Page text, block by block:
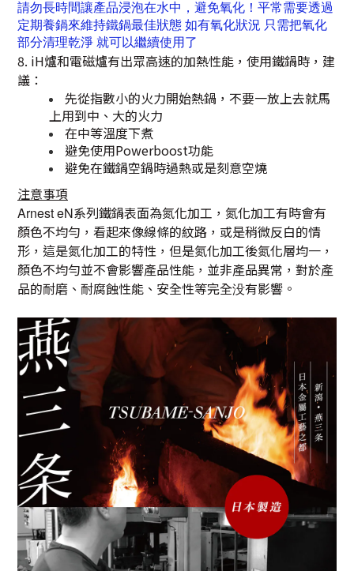
請勿長時間讓產品浸泡在水中，避免氧化！平常需要透過
定期養鍋來維持鐵鍋最佳狀態 如有氧化狀況 只需把氧化
部分清理乾淨 就可以繼續使用了
8. iH爐和電磁爐有出眾高速的加熱性能，使用鐵鍋時，建
議：
先從指數小的火力開始熱鍋，不要一放上去就馬
上用到中、大的火力
在中等溫度下煮
避免使用Powerboost功能
避免在鐵鍋空鍋時過熱或是刻意空燒
注意事項
Arnest eN系列鐵鍋表面為氮化加工，氮化加工有時會有
顏色不均勻，看起來像線條的紋路，或是稍微反白的情
形，這是氮化加工的特性，但是氮化加工後氮化層均一，
顏色不均勻並不會影響產品性能，並非產品異常，對於產
品的耐磨、耐腐蝕性能、安全性等完全没有影響。